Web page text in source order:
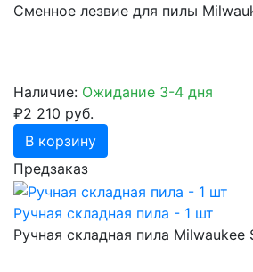
Сменное лезвие для пилы
Наличие: Ожидание 3-4 дня
₽2 210 руб.
В корзину
Предзаказ
Ручная складная пила - 1 шт
Ручная складная пила Milwaukee